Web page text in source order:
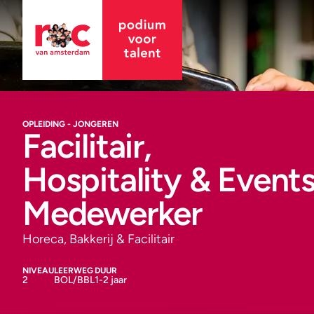
OPLEIDING - JONGEREN
Facilitair,
Hospitality &
Medewerker
Horeca, Bakkerij & Facilitair
NIVEAU
2
LEERWEG
BOL/BBL
DUUR
1-2 jaar